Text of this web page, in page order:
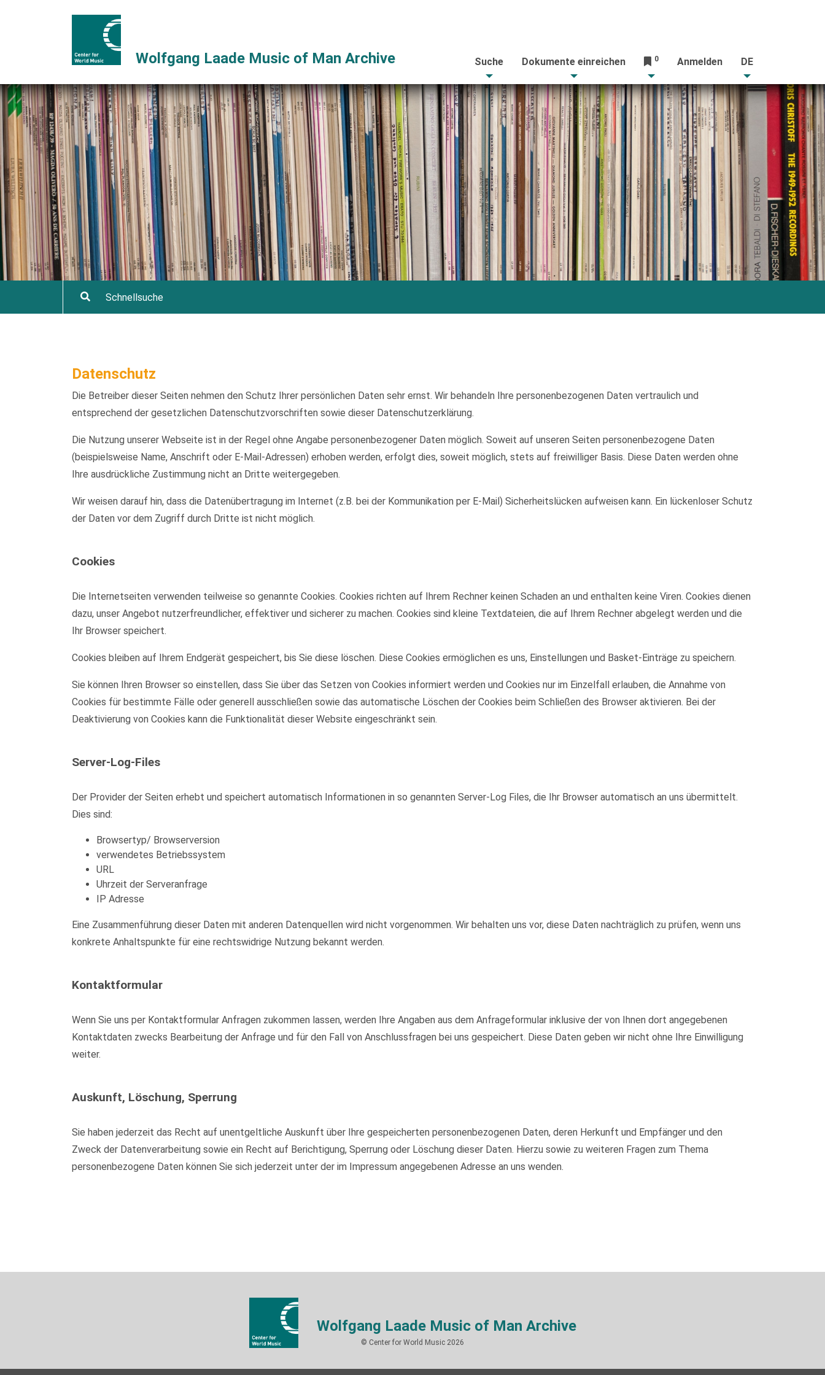
Wolfgang Laade Music of Man Archive Suche Dokumente einreichen 0 Anmelden DE
Datenschutz
Die Betreiber dieser Seiten nehmen den Schutz Ihrer persönlichen Daten sehr ernst. Wir behandeln Ihre personenbezogenen Daten vertraulich und
entsprechend der gesetzlichen Datenschutzvorschriften sowie dieser Datenschutzerklärung.
Die Nutzung unserer Webseite ist in der Regel ohne Angabe personenbezogener Daten möglich. Soweit auf unseren Seiten personenbezogene Daten
(beispielsweise Name, Anschrift oder E-Mail-Adressen) erhoben werden, erfolgt dies, soweit möglich, stets auf freiwilliger Basis. Diese Daten werden ohne
Ihre ausdrückliche Zustimmung nicht an Dritte weitergegeben.
Wir weisen darauf hin, dass die Datenübertragung im Internet (z.B. bei der Kommunikation per E-Mail) Sicherheitslücken aufweisen kann. Ein lückenloser Schutz
der Daten vor dem Zugriff durch Dritte ist nicht möglich.
Cookies
Die Internetseiten verwenden teilweise so genannte Cookies. Cookies richten auf Ihrem Rechner keinen Schaden an und enthalten keine Viren. Cookies dienen
dazu, unser Angebot nutzerfreundlicher, effektiver und sicherer zu machen. Cookies sind kleine Textdateien, die auf Ihrem Rechner abgelegt werden und die
Ihr Browser speichert.
Cookies bleiben auf Ihrem Endgerät gespeichert, bis Sie diese löschen. Diese Cookies ermöglichen es uns, Einstellungen und Basket-Einträge zu speichern.
Sie können Ihren Browser so einstellen, dass Sie über das Setzen von Cookies informiert werden und Cookies nur im Einzelfall erlauben, die Annahme von
Cookies für bestimmte Fälle oder generell ausschließen sowie das automatische Löschen der Cookies beim Schließen des Browser aktivieren. Bei der
Deaktivierung von Cookies kann die Funktionalität dieser Website eingeschränkt sein.
Server-Log-Files
Der Provider der Seiten erhebt und speichert automatisch Informationen in so genannten Server-Log Files, die Ihr Browser automatisch an uns übermittelt.
Dies sind:
Browsertyp/ Browserversion
verwendetes Betriebssystem
URL
Uhrzeit der Serveranfrage
IP Adresse
Eine Zusammenführung dieser Daten mit anderen Datenquellen wird nicht vorgenommen. Wir behalten uns vor, diese Daten nachträglich zu prüfen, wenn uns
konkrete Anhaltspunkte für eine rechtswidrige Nutzung bekannt werden.
Kontaktformular
Wenn Sie uns per Kontaktformular Anfragen zukommen lassen, werden Ihre Angaben aus dem Anfrageformular inklusive der von Ihnen dort angegebenen
Kontaktdaten zwecks Bearbeitung der Anfrage und für den Fall von Anschlussfragen bei uns gespeichert. Diese Daten geben wir nicht ohne Ihre Einwilligung
weiter.
Auskunft, Löschung, Sperrung
Sie haben jederzeit das Recht auf unentgeltliche Auskunft über Ihre gespeicherten personenbezogenen Daten, deren Herkunft und Empfänger und den
Zweck der Datenverarbeitung sowie ein Recht auf Berichtigung, Sperrung oder Löschung dieser Daten. Hierzu sowie zu weiteren Fragen zum Thema
personenbezogene Daten können Sie sich jederzeit unter der im Impressum angegebenen Adresse an uns wenden.
Wolfgang Laade Music of Man Archive
© Center for World Music 2026